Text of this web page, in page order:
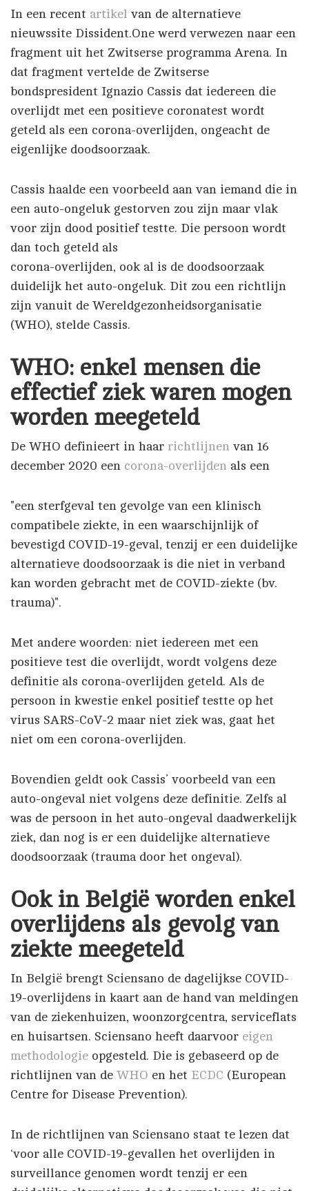
In een recent artikel van de alternatieve
nieuwssite Dissident.One werd verwezen naar een
fragment uit het Zwitserse programma Arena. In
dat fragment vertelde de Zwitserse
bondspresident Ignazio Cassis dat iedereen die
overlijdt met een positieve coronatest wordt
geteld als een corona-overlijden, ongeacht de
eigenlijke doodsoorzaak.
Cassis haalde een voorbeeld aan van iemand die in
een auto-ongeluk gestorven zou zijn maar vlak
voor zijn dood positief testte. Die persoon wordt
dan toch geteld als
corona-overlijden, ook al is de doodsoorzaak
duidelijk het auto-ongeluk. Dit zou een richtlijn
zijn vanuit de Wereldgezonheidsorganisatie
(WHO), stelde Cassis.
WHO: enkel mensen die
effectief ziek waren mogen
worden meegeteld
De WHO definieert in haar richtlijnen van 16
december 2020 een corona-overlijden als een
"een sterfgeval ten gevolge van een klinisch
compatibele ziekte, in een waarschijnlijk of
bevestigd COVID-19-geval, tenzij er een duidelijke
alternatieve doodsoorzaak is die niet in verband
kan worden gebracht met de COVID-ziekte (bv.
trauma)".
Met andere woorden: niet iedereen met een
positieve test die overlijdt, wordt volgens deze
definitie als corona-overlijden geteld. Als de
persoon in kwestie enkel positief testte op het
virus SARS-CoV-2 maar niet ziek was, gaat het
niet om een corona-overlijden.
Bovendien geldt ook Cassis’ voorbeeld van een
auto-ongeval niet volgens deze definitie. Zelfs al
was de persoon in het auto-ongeval daadwerkelijk
ziek, dan nog is er een duidelijke alternatieve
doodsoorzaak (trauma door het ongeval).
Ook in België worden enkel
overlijdens als gevolg van
ziekte meegeteld
In België brengt Sciensano de dagelijkse COVID-
19-overlijdens in kaart aan de hand van meldingen
van de ziekenhuizen, woonzorgcentra, serviceflats
en huisartsen. Sciensano heeft daarvoor eigen
methodologie opgesteld. Die is gebaseerd op de
richtlijnen van de WHO en het ECDC (European
Centre for Disease Prevention).
In de richtlijnen van Sciensano staat te lezen dat
‘voor alle COVID-19-gevallen het overlijden in
surveillance genomen wordt tenzij er een